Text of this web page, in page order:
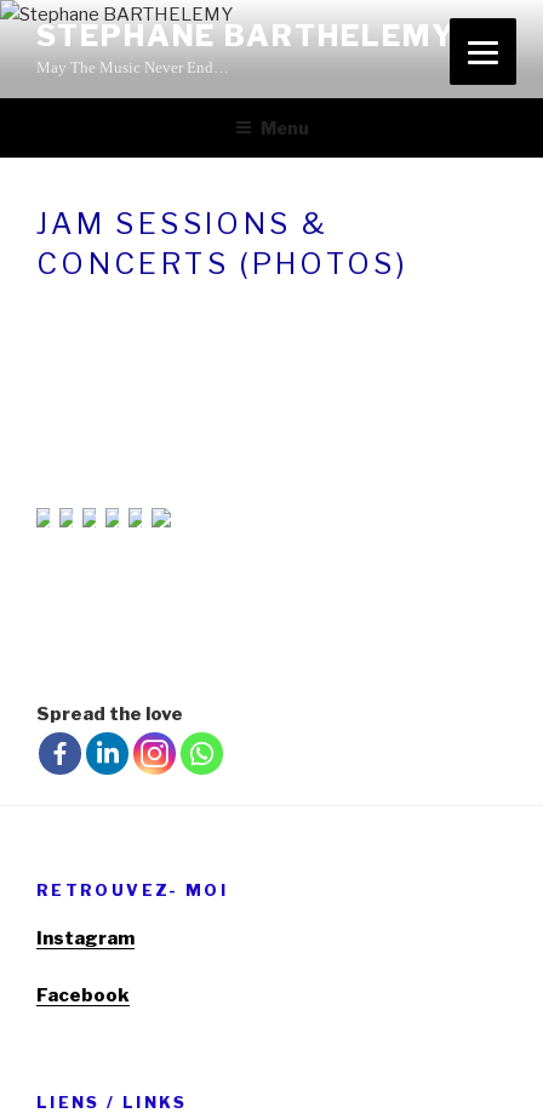
Aller
contenu
principal
STEPHANE BARTHELEMY
May The Music Never End…
Menu
JAM SESSIONS &
CONCERTS (PHOTOS)
Spread the love
RETROUVEZ- MOI
Instagram
Facebook
LIENS / LINKS